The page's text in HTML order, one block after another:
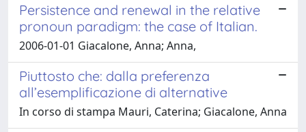
Persistence and renewal in the relative
pronoun paradigm: the case of Italian.
2006-01-01 Giacalone, Anna; Anna,
Piuttosto che: dalla preferenza
all’esemplificazione di alternative
In corso di stampa Mauri, Caterina; Giacalone, Anna